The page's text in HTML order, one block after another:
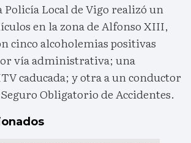
Local de Vigo realizó un
en la zona de Alfonso XIII,
cinco alcoholemias positivas
vía administrativa; una
caducada; y otra a un conductor
Obligatorio de Accidentes.